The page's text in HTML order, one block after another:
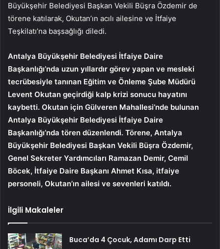
Büyükşehir Belediyesi Başkan Vekili Büşra Özdemir de
törene katılarak, Okutan’ın acılı ailesine ve İtfaiye
Teşkilatı’na başsağlığı diledi.
Antalya Büyükşehir Belediyesi İtfaiye Daire
Başkanlığı’nda uzun yıllardır görev yapan ve mesleki
tecrübesiyle tanınan Eğitim ve Önleme Şube Müdürü
Levent Okutan geçirdiği kalp krizi sonucu hayatını
kaybetti. Okutan için Gülveren Mahallesi’nde bulunan
Antalya Büyükşehir Belediyesi İtfaiye Daire
Başkanlığı’nda tören düzenlendi. Törene, Antalya
Büyükşehir Belediyesi Başkan Vekili Büşra Özdemir,
Genel Sekreter Yardımcıları Ramazan Demir, Cemil
Böcek, İtfaiye Daire Başkanı Ahmet Kısa, itfaiye
personeli, Okutan’ın ailesi ve sevenleri katıldı.
İlgili Makaleler
Buca’da 4 Çocuk, Adamı Darp Etti